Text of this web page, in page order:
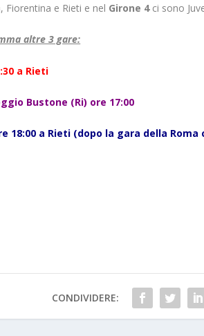
Fiorentina e Rieti e nel Girone 4ci sono
altre 3 gare:
a Rieti
Bustone (Ri) ore 17:00
18:00 a Rieti (dopo la gara della Roma
CONDIVIDERE: